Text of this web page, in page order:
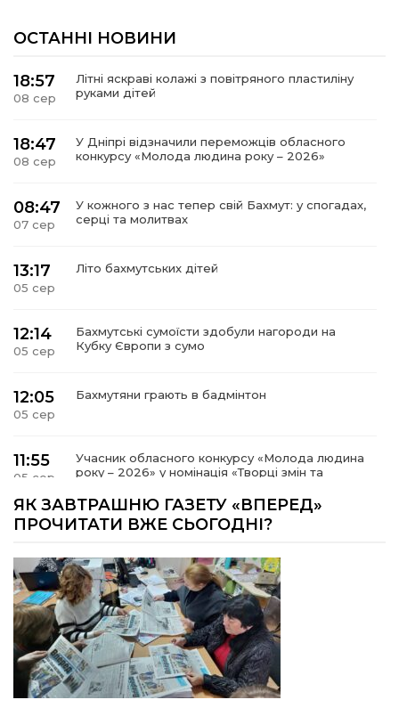
ОСТАННІ НОВИНИ
18:57
08 сер
Літні яскраві колажі з повітряного пластиліну
руками дітей
18:47
08 сер
У Дніпрі відзначили переможців обласного
конкурсу «Молода людина року – 2026»
08:47
07 сер
У кожного з нас тепер свій Бахмут: у спогадах,
серці та молитвах
13:17
05 сер
Літо бахмутських дітей
12:14
05 сер
Бахмутські сумоїсти здобули нагороди на
Кубку Європи з сумо
12:05
05 сер
Бахмутяни грають в бадмінтон
11:55
05 сер
Учасник обласного конкурсу «Молода людина
року – 2026» у номінація «Творці змін та
15:18
Мобільні клініки надали медичну допомогу 4
09:27
03 сер
ВПО можуть не платити за частину
комунальних послуг: про що йдеться
14:12
01 сер
Досі ВПО? Юристка розповіла, коли
переселенці втрачають виплати та статус
внутрішньо переміщеної особи
ЯК ЗАВТРАШНЮ ГАЗЕТУ «ВПЕРЕД»
ПРОЧИТАТИ ВЖЕ СЬОГОДНІ?